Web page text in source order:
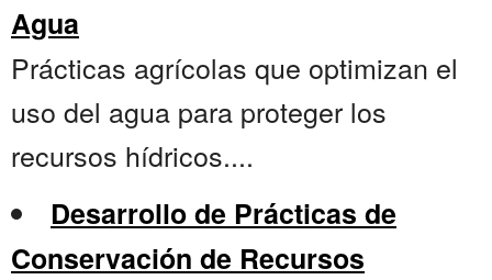
Agua
Prácticas agrícolas que optimizan el
uso del agua para proteger los
recursos hídricos....
Desarrollo de Prácticas de
Conservación de Recursos